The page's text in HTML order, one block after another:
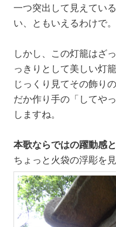
一つ突出して見えてい
い、ともいえるわけで。
しかし、この灯籠はざ
っきりとして美しい灯
じっくり見てその飾り
だか作り手の「してや
しますね。
本歌ならではの躍動感
ちょっと火袋の浮彫を